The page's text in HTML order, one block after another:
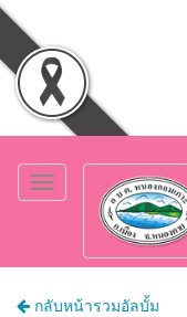
Toggle
navigation
กลับหน้ารวมอัลบั้ม